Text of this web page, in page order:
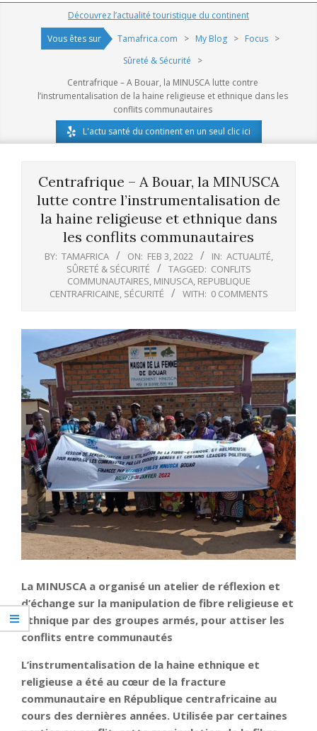
Navigation
Découvrez l’actualité touristique du continent
Vous êtes sur
Tamafrica.com > My Blog > Focus >
Sûreté & Sécurité
>
Centrafrique – A Bouar, la MINUSCA lutte contre
l’instrumentalisation de la haine religieuse et ethnique dans les
conflits communautaires
L'actu santé du continent en un seul clic ici
Centrafrique – A Bouar, la MINUSCA
lutte contre l’instrumentalisation de
la haine religieuse et ethnique dans
les conflits communautaires
BY: TAMAFRICA ON: FEB 3, 2022 IN: ACTUALITÉ,
SÛRETÉ & SÉCURITÉ
TAGGED: CONFLITS
COMMUNAUTAIRES, MINUSCA, REPUBLIQUE
CENTRAFRICAINE, SÉCURITÉ WITH: 0 COMMENTS
La MINUSCA a organisé un atelier de réflexion et
d’échange sur la manipulation de fibre religieuse et
ethnique par des groupes armés, pour attiser les
conflits entre communautés
L’instrumentalisation de la haine ethnique et
religieuse a été au cœur de la fracture
communautaire en République centrafricaine au
cours des dernières années. Utilisée par certaines